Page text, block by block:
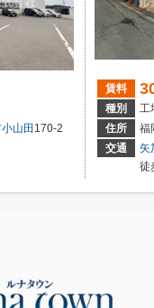
小山田 170-2
賃料
種別
工
住所
福
交通
矢
徒